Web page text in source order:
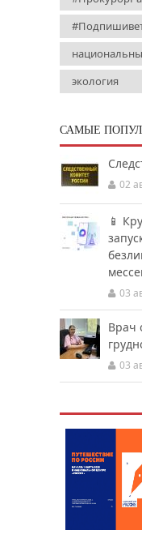
экология
САМЫЕ
02
📱
03
Врач
03